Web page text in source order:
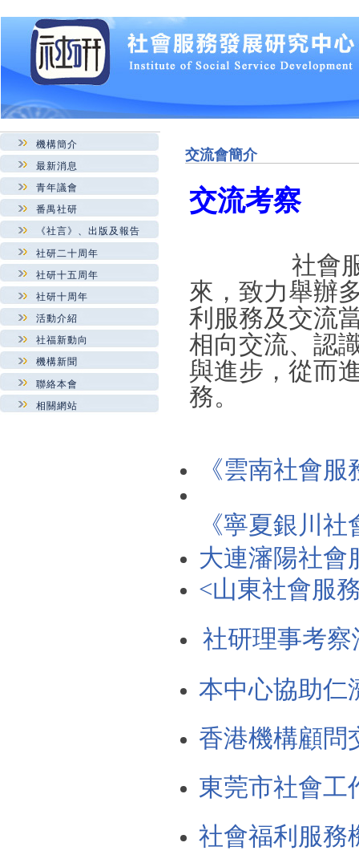
機構簡介
最新消息
青年議會
番禺社研
《社言》、出版及報告
社研二十周年
社研十五周年
社研十周年
活動介紹
社福新動向
機構新聞
聯絡本會
相關網站
交流會簡介
交流考察
社會服務發
來，致力舉辦
利服務及交流
相向交流、認
與進步，從而
務。
《雲南社會
《寧夏銀川
大連瀋陽社會
<山東社會服
社研理事考
本中心協助仁
香港機構顧問
東莞市社會工
社會福利服務